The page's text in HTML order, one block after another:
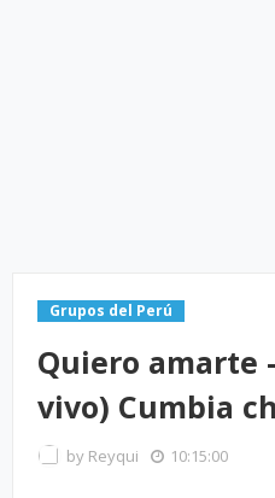
Grupos del Perú
Quiero amarte
vivo) Cumbia
by Reyqui 10:15:00